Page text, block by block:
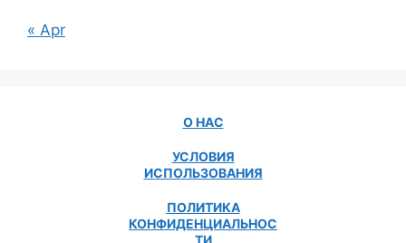
« Apr
О НАС
УСЛОВИЯ
ИСПОЛЬЗОВАНИЯ
ПОЛИТИКА
КОНФИДЕНЦИАЛЬНОС
ТИ